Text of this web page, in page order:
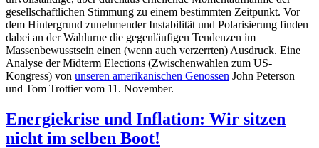
gesellschaftlichen Stimmung zu einem bestimmten Zeitpunkt. Vor
dem Hintergrund zunehmender Instabilität und Polarisierung finden
dabei an der Wahlurne die gegenläufigen Tendenzen im
Massenbewusstsein einen (wenn auch verzerrten) Ausdruck. Eine
Analyse der Midterm Elections (Zwischenwahlen zum US-
Kongress) von unseren amerikanischen Genossen John Peterson
und Tom Trottier vom 11. November.
Energiekrise und Inflation: Wir sitzen
nicht im selben Boot!